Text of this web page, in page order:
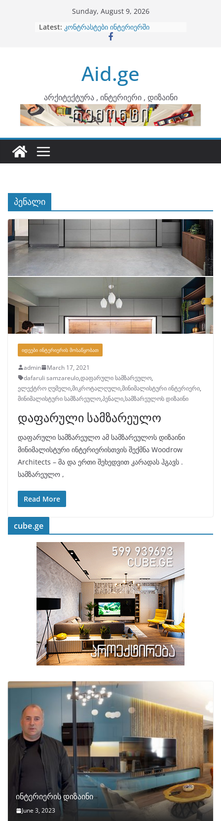
Sunday, August 9, 2026
Latest: ბინების გაერთიანება
კონტრასტები ინტერიერში
ინტერიერის დიზიანი
არტემიდი წარმოგიდგენთ
Aid.ge
არქიტექტურა , ინტერიერი , დიზაინი
პენალი
ᲘᲓᲔᲔᲑᲘ ᲘᲜᲢᲔᲠᲘᲔᲠᲘᲡ ᲛᲝᲡᲐᲬᲧᲝᲑᲐᲗ
admin
March 17, 2021
dafaruli samzareulo,დაფარული სამზარეულო,
ელექტრო ღუმელი,მიკროტალღული,მინიმალისტური ინტერიერი,
მინიმალისტური სამზარეულო,პენალი,სამზარეულოს დიზაინი
დაფარული სამზარეულო
დაფარული სამზარეულო ამ სამზარეულოს დიზაინი
მინიმალისტური ინტერიერისთვის შექმნა Woodrow
Architects – მა და ერთი შეხედვით კარადას ჰგავს .
სამზარეულო ,
Read More
cube.ge
ინტერიერის დიზაინი
June 3, 2023